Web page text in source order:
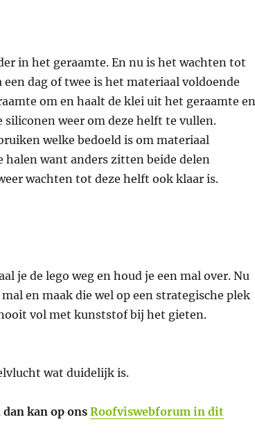
in het geraamte. En nu is het wachten tot
een dag of twee is het materiaal voldoende
om en haalt de klei uit het geraamte en
siliconen weer om deze helft te vullen.
welke bedoeld is om materiaal
want anders zitten beide delen
wachten tot deze helft ook klaar is.
je de lego weg en houd je een mal over. Nu
en maak die wel op een strategische plek
vol met kunststof bij het gieten.
wat duidelijk is.
kan op ons Roofviswebforum in dit